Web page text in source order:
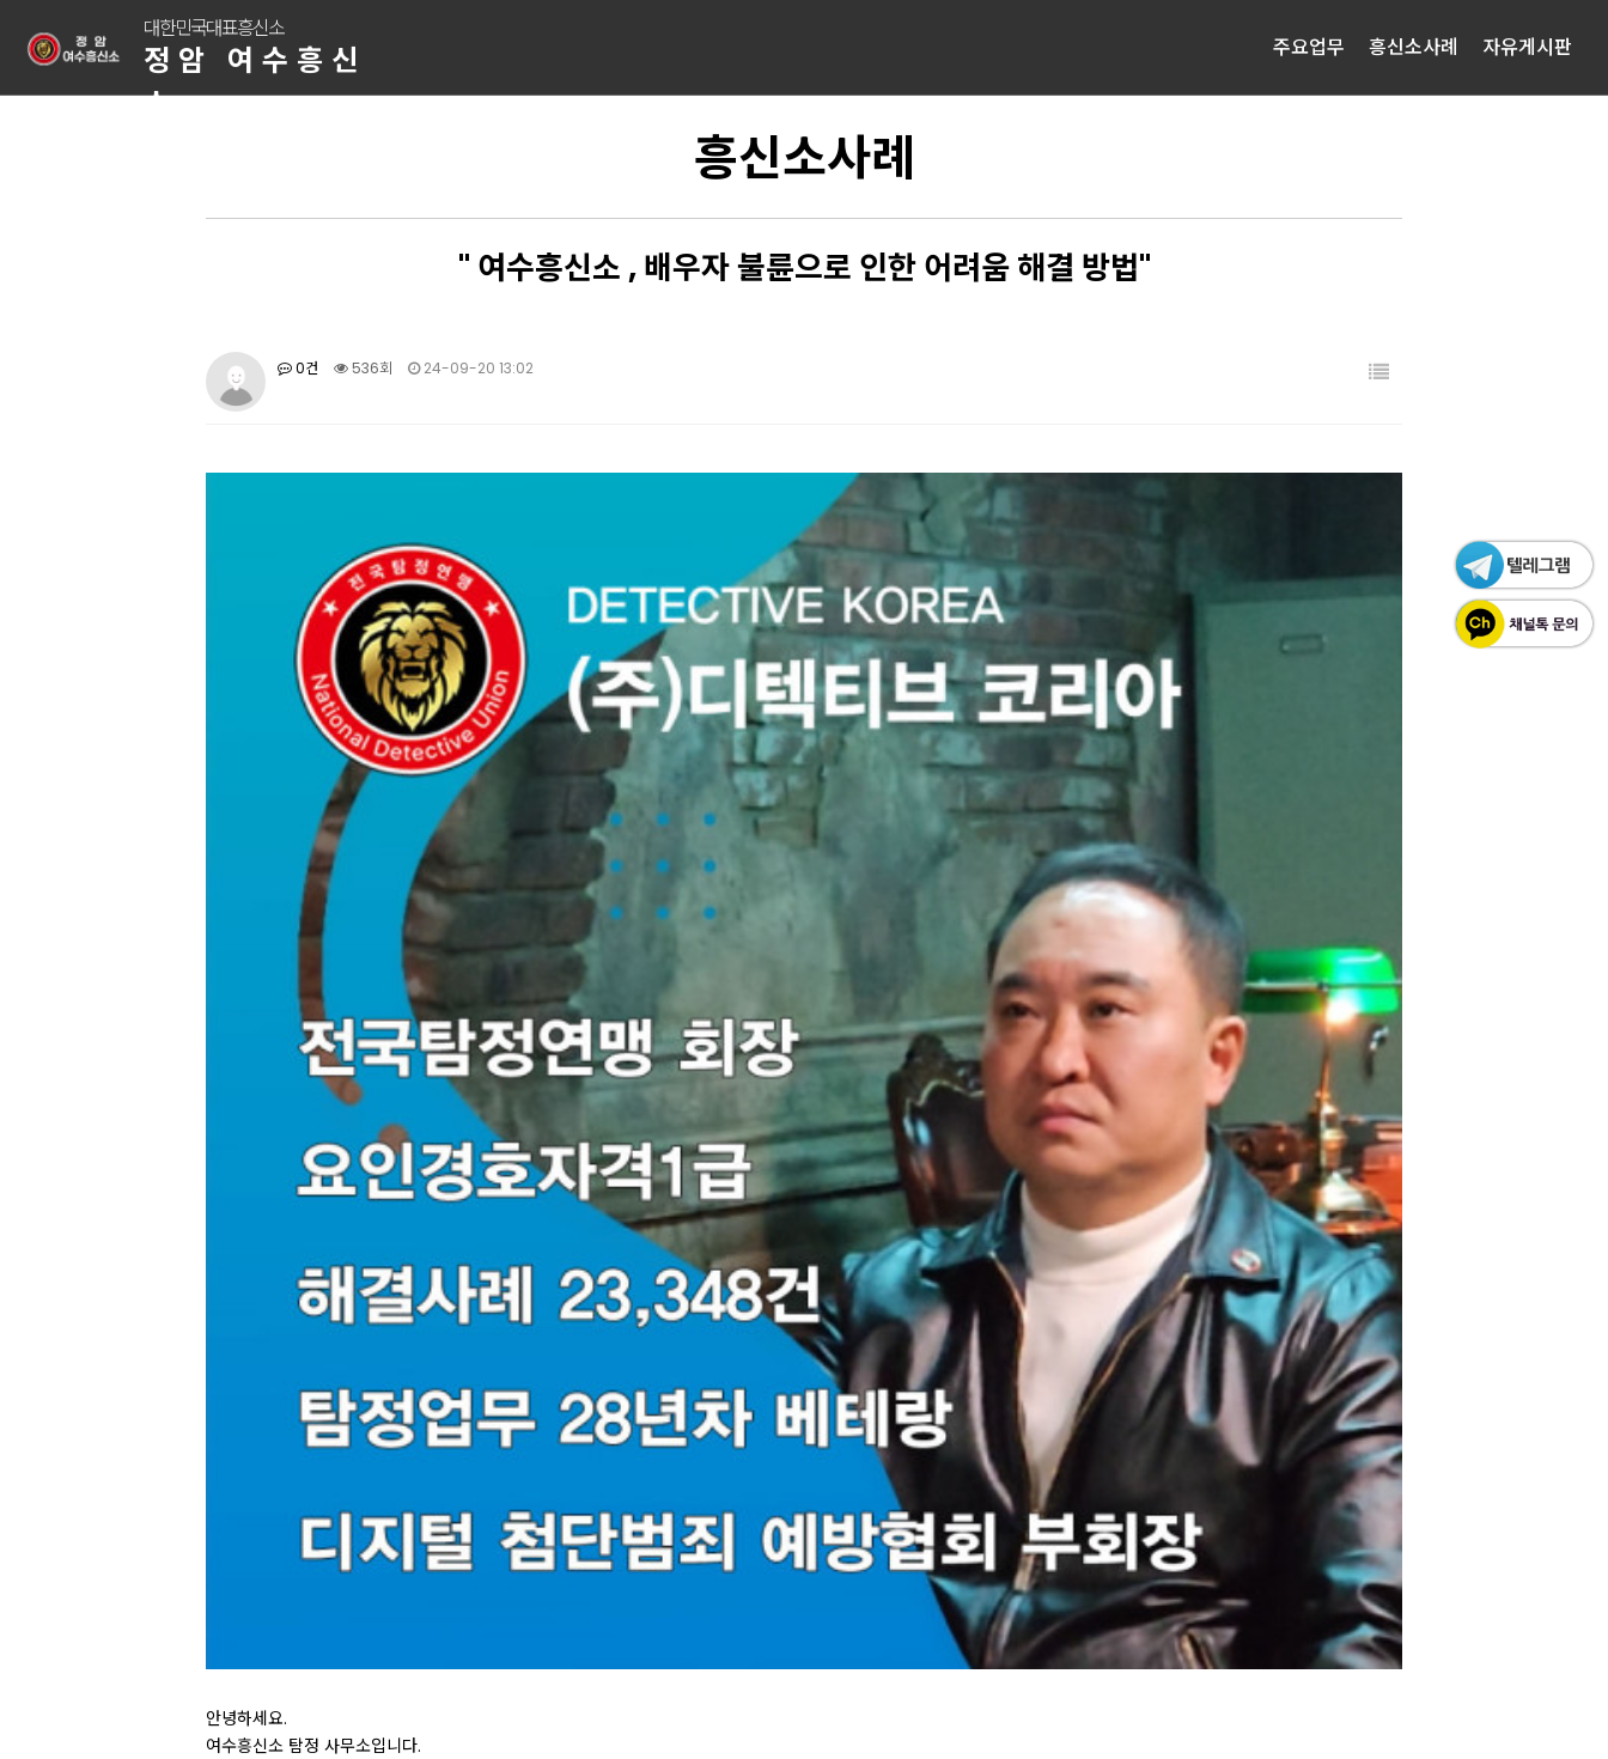
대한민국대표흥신소
정암 여수흥신
소
주요업무 흥신소사례 자유게시판
흥신소사례
" 여수흥신소 , 배우자 불륜으로 인한 어려움 해결 방법"
0건 536회 24-09-20 13:02
안녕하세요.
여수흥신소 탐정 사무소입니다.